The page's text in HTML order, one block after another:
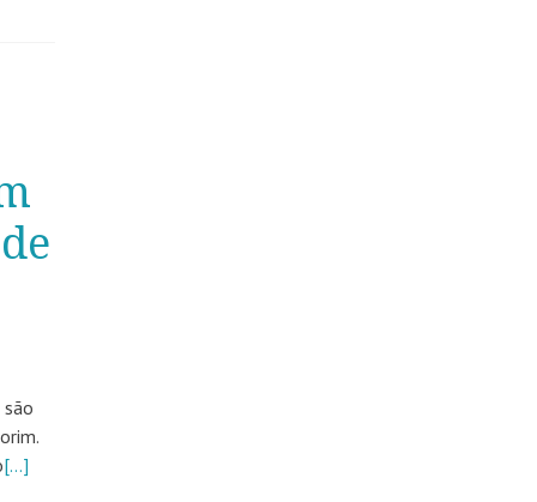
[…]